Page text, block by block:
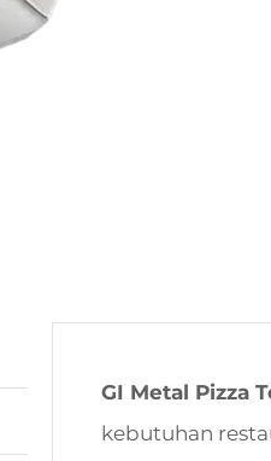
GI Metal Pizza
kebutuhan